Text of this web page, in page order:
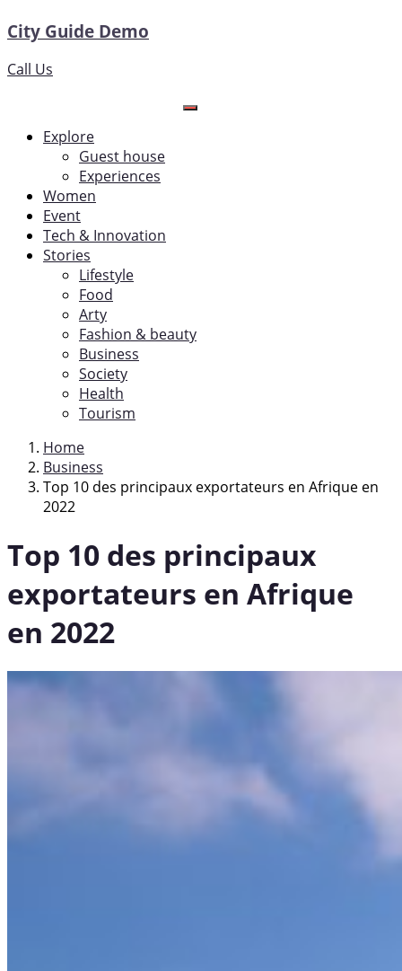
City Guide Demo
Call Us
Explore
Guest house
Experiences
Women
Event
Tech & Innovation
Stories
Lifestyle
Food
Arty
Fashion & beauty
Business
Society
Health
Tourism
Home
Business
Top 10 des principaux exportateurs en Afrique en
2022
Top 10 des principaux
exportateurs en Afrique
en 2022